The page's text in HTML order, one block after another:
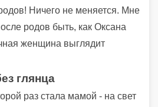
Ничего не меняется. Мне
родов быть, как Оксана
женщина выглядит
глянца
раз стала мамой - на свет